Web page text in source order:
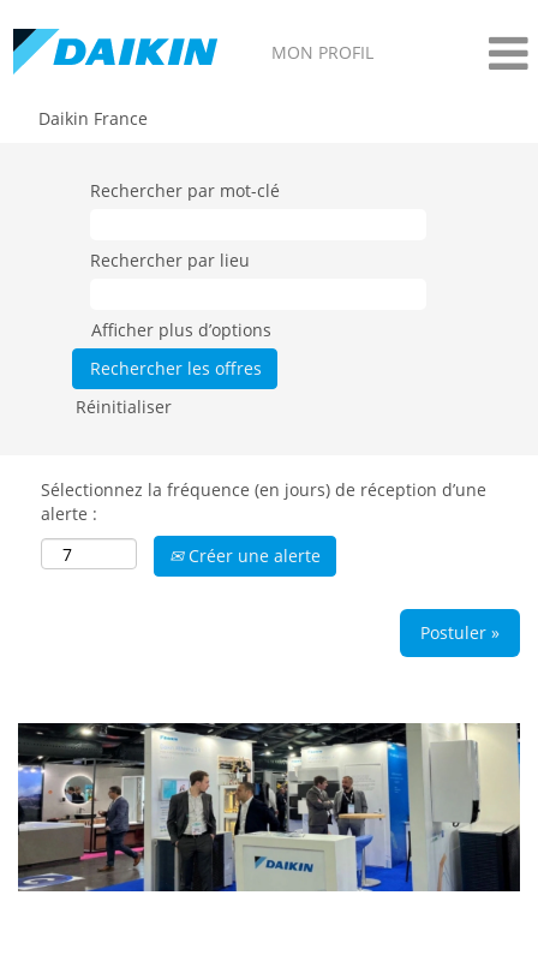
MON PROFIL
Daikin France
Rechercher par mot-clé
Rechercher par lieu
Afficher plus d’options
Réinitialiser
Sélectionnez la fréquence (en jours) de réception d’une
alerte :
Créer une alerte
Postuler »